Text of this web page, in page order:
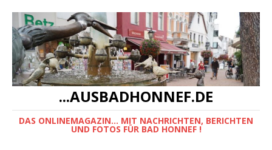
...AUSBADHONNEF.DE
DAS ONLINEMAGAZIN... MIT NACHRICHTEN, BERICHTEN
UND FOTOS FÜR BAD HONNEF !